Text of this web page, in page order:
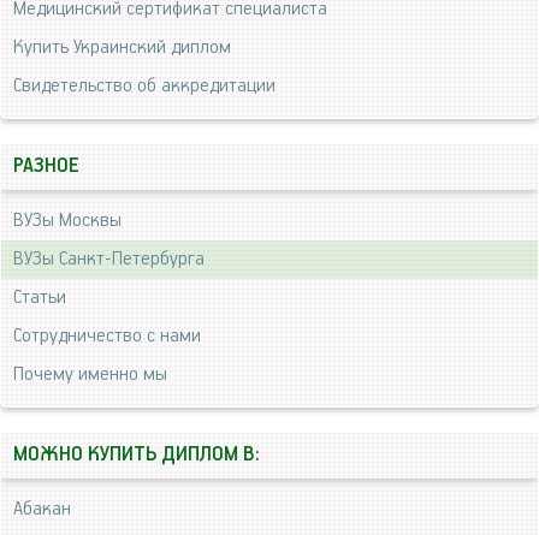
Медицинский сертификат специалиста
Купить Украинский диплом
Свидетельство об аккредитации
РАЗНОЕ
ВУЗы Москвы
ВУЗы Санкт-Петербурга
Статьи
Сотрудничество с нами
Почему именно мы
МОЖНО КУПИТЬ ДИПЛОМ В:
Абакан